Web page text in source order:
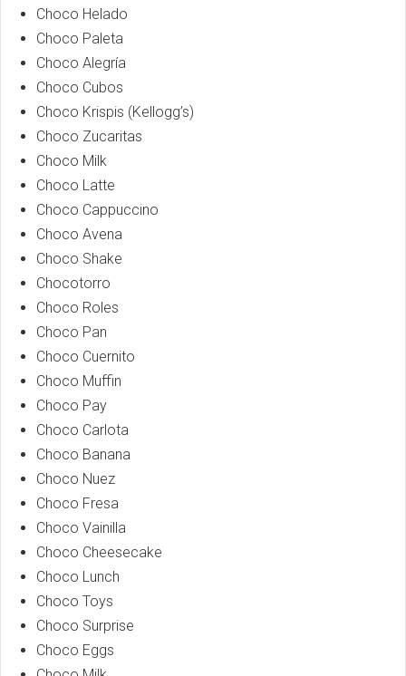
Choco Helado
Choco Paleta
Choco Alegría
Choco Cubos
Choco Krispis (Kellogg’s)
Choco Zucaritas
Choco Milk
Choco Latte
Choco Cappuccino
Choco Avena
Choco Shake
Chocotorro
Choco Roles
Choco Pan
Choco Cuernito
Choco Muffin
Choco Pay
Choco Carlota
Choco Banana
Choco Nuez
Choco Fresa
Choco Vainilla
Choco Cheesecake
Choco Lunch
Choco Toys
Choco Surprise
Choco Eggs